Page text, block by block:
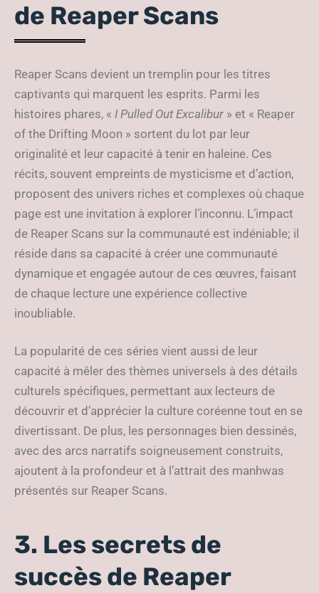
de Reaper Scans
Reaper Scans devient un tremplin pour les titres
captivants qui marquent les esprits. Parmi les
histoires phares, « I Pulled Out Excalibur » et « Reaper
of the Drifting Moon » sortent du lot par leur
originalité et leur capacité à tenir en haleine. Ces
récits, souvent empreints de mysticisme et d’action,
proposent des univers riches et complexes où chaque
page est une invitation à explorer l’inconnu. L’impact
de Reaper Scans sur la communauté est indéniable; il
réside dans sa capacité à créer une communauté
dynamique et engagée autour de ces œuvres, faisant
de chaque lecture une expérience collective
inoubliable.
La popularité de ces séries vient aussi de leur
capacité à mêler des thèmes universels à des détails
culturels spécifiques, permettant aux lecteurs de
découvrir et d’apprécier la culture coréenne tout en se
divertissant. De plus, les personnages bien dessinés,
avec des arcs narratifs soigneusement construits,
ajoutent à la profondeur et à l’attrait des manhwas
présentés sur Reaper Scans.
3. Les secrets de
succès de Reaper